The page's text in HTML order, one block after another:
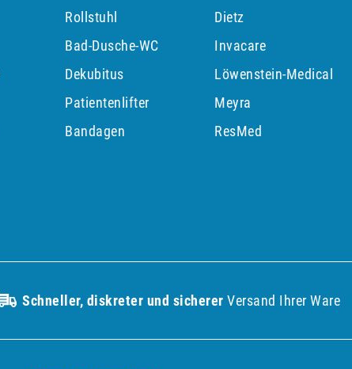
Rollstuhl
Bad-Dusche-WC
Dekubitus
Patientenlifter
Bandagen
Dietz
Invacare
Löwenstein-Medical
Meyra
ResMed
Schneller, diskreter und sicherer Versand Ihrer Ware